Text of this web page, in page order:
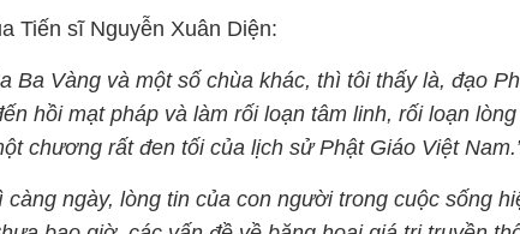
Tiến sĩ Nguyễn Xuân Diện:
Ba Vàng và một số chùa khác, thì tôi thấy là, đạo
hồi mạt pháp và làm rối loạn tâm linh, rối loạn lòng
chương rất đen tối của lịch sử Phật Giáo Việt
càng ngày, lòng tin của con người trong cuộc sống